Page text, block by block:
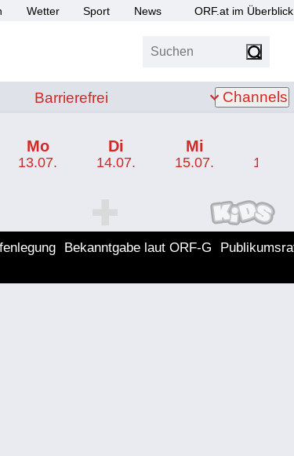
Wetter Sport News ORF.at im Überblick
Suchen
Barrierefrei
Barrierefrei Channels
Mo
13.07.
Di
14.07.
Mi
15.07. 16.07.
ORF KIDS Programm
Bekanntgabe laut ORF-G